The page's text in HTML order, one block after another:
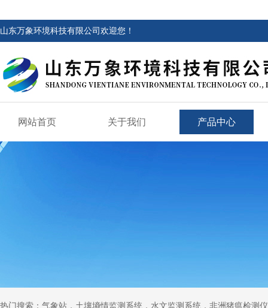
山东万象环境科技有限公司欢迎您！
网站首页 关于我们 产品中心
热门搜索：气象站，土壤墒情监测系统，水文监测系统，非洲猪瘟检测